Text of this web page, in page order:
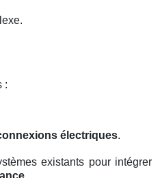
:
électriques.
existants pour intégrer
.